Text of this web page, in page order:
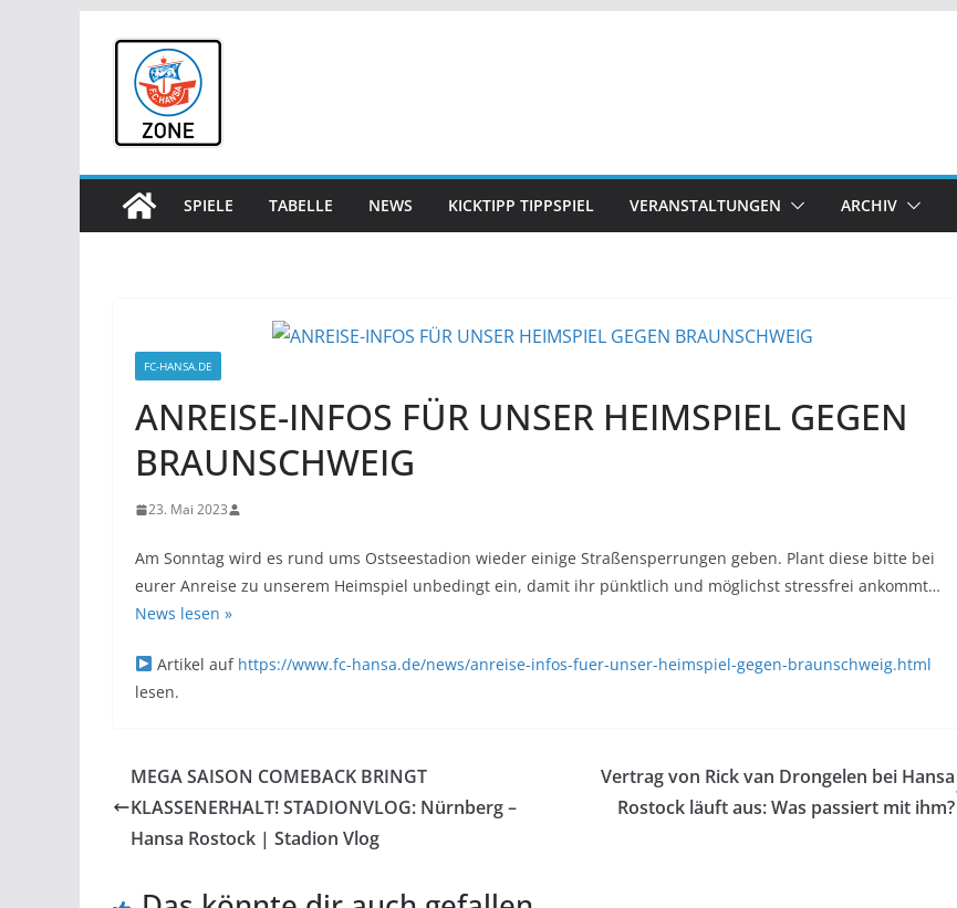
springen
SPIELE TABELLE NEWS KICKTIPP TIPPSPIEL VERANSTALTUNGEN ARCHIV
FC-HANSA.DE
ANREISE-INFOS FÜR UNSER HEIMSPIEL GEGEN
BRAUNSCHWEIG
23. Mai 2023
Am Sonntag wird es rund ums Ostseestadion wieder einige Straßensperrungen geben. Plant diese bitte bei
eurer Anreise zu unserem Heimspiel unbedingt ein, damit ihr pünktlich und möglichst stressfrei ankommt…
News lesen »
Artikel auf https://www.fc-hansa.de/news/anreise-infos-fuer-unser-heimspiel-gegen-braunschweig.html
lesen.
MEGA SAISON COMEBACK BRINGT
KLASSENERHALT! STADIONVLOG: Nürnberg –
Hansa Rostock | Stadion Vlog
Vertrag von Rick van Drongelen bei Hansa
Rostock läuft aus: Was passiert mit ihm?